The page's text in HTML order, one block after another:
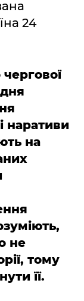
24
наративи
на
не
тому
її.